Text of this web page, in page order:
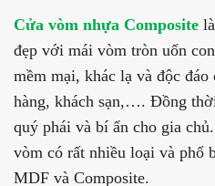
Cửa vòm nhựa Composite
đẹp với mái vòm tròn uốn
mềm mại, khác lạ và độc
hàng, khách sạn,…. Đồng
quý phái và bí ẩn cho gia
vòm có rất nhiều loại và phổ
MDF và Composite.